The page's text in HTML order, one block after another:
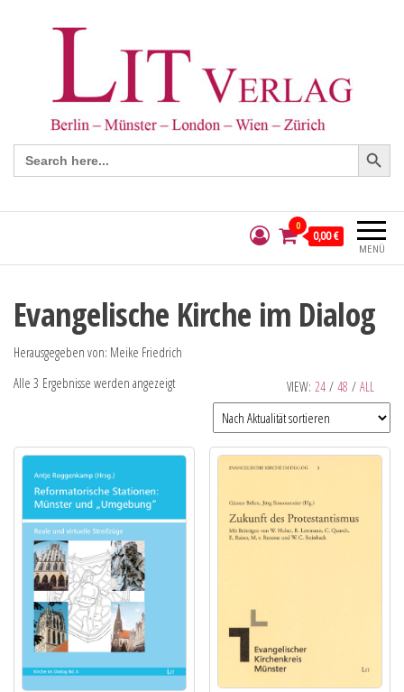
Search
for:
Search Button
MENÜ
0
0,00 €
Evangelische Kirche im Dialog
Herausgegeben von: Meike Friedrich
VIEW: 24 / 48 / ALL
Alle 3 Ergebnisse werden angezeigt